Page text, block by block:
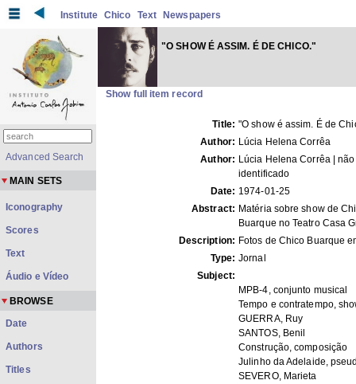
Institute Chico Text Newspapers
"O SHOW É ASSIM. É DE CHICO."
Show full item record
Title: "O show é assim. É de
Author: Lúcia Helena Corrêa
Author: Lúcia Helena Corrêa | não
identificado
Date: 1974-01-25
Abstract: Matéria sobre show de
Buarque no Teatro Casa
Description: Fotos de Chico Buarque
Type: Jornal
Subject:
MPB-4, conjunto musical
Tempo e contratempo,
GUERRA, Ruy
SANTOS, Benil
Construção, composição
Julinho da Adelaide,
SEVERO, Marieta
Advanced Search
MAIN SETS
Iconography
Scores
Text
Áudio e Vídeo
BROWSE
Date
Authors
Titles